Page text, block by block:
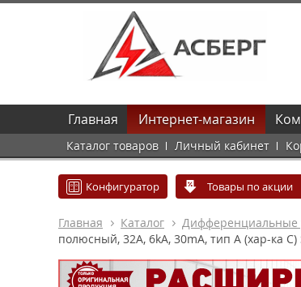
Главная Интернет-магазин
Каталог товаров Личный кабинет
Конфигуратор Товары по акции
Главная Каталог Дифференциальные
полюсный, 32А, 6kА, 30mA, тип A (хар-ка